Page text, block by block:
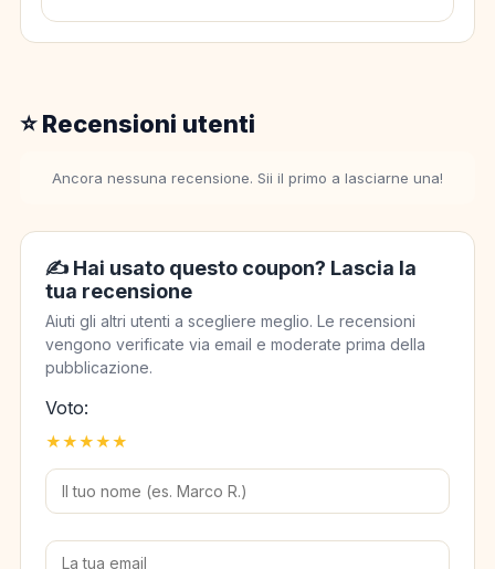
⭐ Recensioni utenti
Ancora nessuna recensione. Sii il primo a lasciarne una!
✍️ Hai usato questo coupon? Lascia la
tua recensione
Aiuti gli altri utenti a scegliere meglio. Le recensioni
vengono verificate via email e moderate prima della
pubblicazione.
Voto:
★
★
★
★
★